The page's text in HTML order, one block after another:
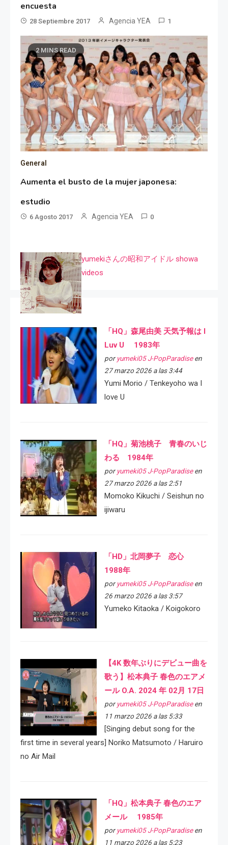
encuesta
28 Septiembre 2017 Agencia YEA 1
2 MINS READ
General
Aumenta el busto de la mujer japonesa:
estudio
6 Agosto 2017 Agencia YEA 0
yumekiさんの昭和アイドル showa
videos
「HQ」森尾由美 天気予報は I
Luv U 1983年
por yumeki05 J-PopParadiseen
27 marzo 2026 a las 3:44
Yumi Morio / Tenkeyoho wa I
love U
「HQ」菊池桃子 青春のいじ
わる 1984年
por yumeki05 J-PopParadiseen
27 marzo 2026 a las 2:51
Momoko Kikuchi / Seishun no
ijiwaru
「HD」北岡夢子 恋心
1988年
por yumeki05 J-PopParadiseen
26 marzo 2026 a las 3:57
Yumeko Kitaoka / Koigokoro
【4K 数年ぶりにデビュー曲を
歌う】松本典子 春色のエアメ
ール O.A. 2024 年 02月 17日
por yumeki05 J-PopParadiseen
11 marzo 2026 a las 5:33
[Singing debut song for the
first time in several years] Noriko Matsumoto / Haruiro
no Air Mail
「HQ」松本典子 春色のエア
メール 1985年
por yumeki05 J-PopParadiseen
11 marzo 2026 a las 5:23